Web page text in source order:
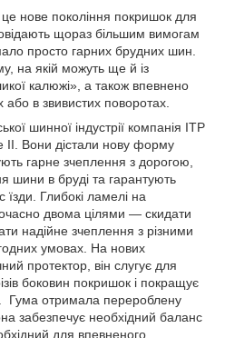
нове покоління покришок для
щораз більшим вимогам
просто гарних брудних шин.
на якій можуть ще й із
калюжі», а також впевнено
в звивистих поворотах.
шинної індустрії компанія ITP
II. Вони дістали нову форму
гарне зчеплення з дорогою,
в бруді та гарантують
Глибокі ламелі на
двома цілями — скидати
надійне зчеплення з різними
умовах. На нових
протектор, він слугує для
боковин покришок і покращує
Гума отримала перероблену
забезпечує необхідний баланс
для впевненого